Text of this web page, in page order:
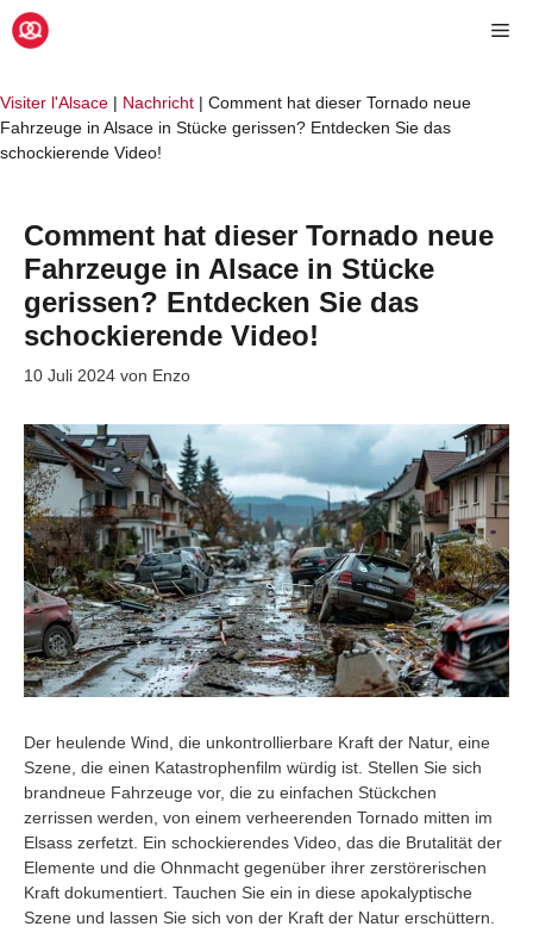
Zum
Inhalt
Visiter l'Alsace | Nachricht | Comment hat dieser Tornado neue
Fahrzeuge in Alsace in Stücke gerissen? Entdecken Sie das
schockierende Video!
Comment hat dieser Tornado neue
Fahrzeuge in Alsace in Stücke
gerissen? Entdecken Sie das
schockierende Video!
10 Juli 2024 von Enzo
Der heulende Wind, die unkontrollierbare Kraft der Natur, eine
Szene, die einen Katastrophenfilm würdig ist. Stellen Sie sich
brandneue Fahrzeuge vor, die zu einfachen Stückchen
zerrissen werden, von einem verheerenden Tornado mitten im
Elsass zerfetzt. Ein schockierendes Video, das die Brutalität der
Elemente und die Ohnmacht gegenüber ihrer zerstörerischen
Kraft dokumentiert. Tauchen Sie ein in diese apokalyptische
Szene und lassen Sie sich von der Kraft der Natur erschüttern.